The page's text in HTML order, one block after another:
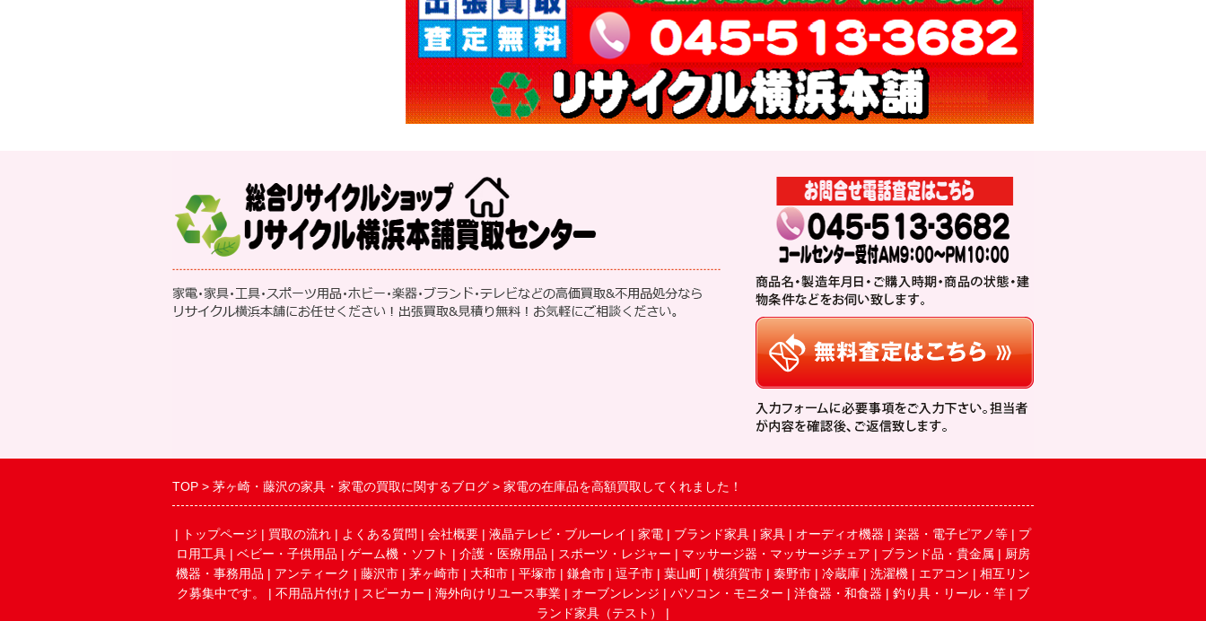
TOP 茅ヶ崎・藤沢の家具・家電の買取に関するブログ 家電の在庫品を高額買取してくれました！
| トップページ | 買取の流れ | よくある質問 | 会社概要 | 液晶テレビ・ブルーレイ | 家電 | ブランド家具 | 家具 | オーディオ機器 | 楽器・電子ピアノ等 | プ
ロ用工具 | ベビー・子供用品 | ゲーム機・ソフト | 介護・医療用品 | スポーツ・レジャー | マッサージ器・マッサージチェア | ブランド品・貴金属 | 厨房
機器・事務用品 | アンティーク | 藤沢市 | 茅ヶ崎市 | 大和市 | 平塚市 | 鎌倉市 | 逗子市 | 葉山町 | 横須賀市 | 秦野市 | 冷蔵庫 | 洗濯機 | エアコン | 相互リン
ク募集中です。
| 不用品片付け | スピーカー | 海外向けリユース事業 | オーブンレンジ | パソコン・モニター | 洋食器・和食器 | 釣り具・リール・竿 | ブ
ランド家具（テスト）
|